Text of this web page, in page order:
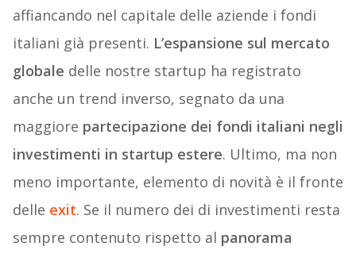
affiancando nel capitale delle aziende i fondi
italiani già presenti. L’espansione sul mercato
globale delle nostre startup ha registrato
anche un trend inverso, segnato da una
maggiore partecipazione dei fondi italiani negli
investimenti in startup estere. Ultimo, ma non
meno importante, elemento di novità è il fronte
delle exit. Se il numero dei di investimenti resta
sempre contenuto rispetto al panorama